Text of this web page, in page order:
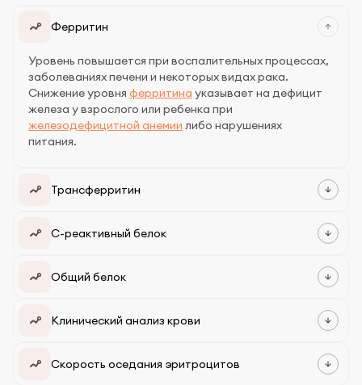
Ферритин
Уровень повышается при воспалительных процессах,
заболеваниях печени и некоторых видах рака.
Снижение уровня ферритина указывает на дефицит
железа у взрослого или ребенка при
железодефицитной анемии либо нарушениях
питания.
Трансферритин
С-реактивный белок
Общий белок
Клинический анализ крови
Скорость оседания эритроцитов